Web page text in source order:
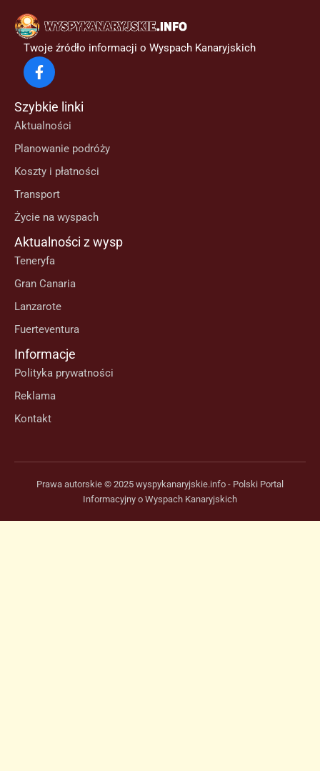
Twoje źródło informacji o Wyspach Kanaryjskich
Szybkie linki
Aktualności
Planowanie podróży
Koszty i płatności
Transport
Życie na wyspach
Aktualności z wysp
Teneryfa
Gran Canaria
Lanzarote
Fuerteventura
Informacje
Polityka prywatności
Reklama
Kontakt
Prawa autorskie © 2025 wyspykanaryjskie.info - Polski Portal
Informacyjny o Wyspach Kanaryjskich